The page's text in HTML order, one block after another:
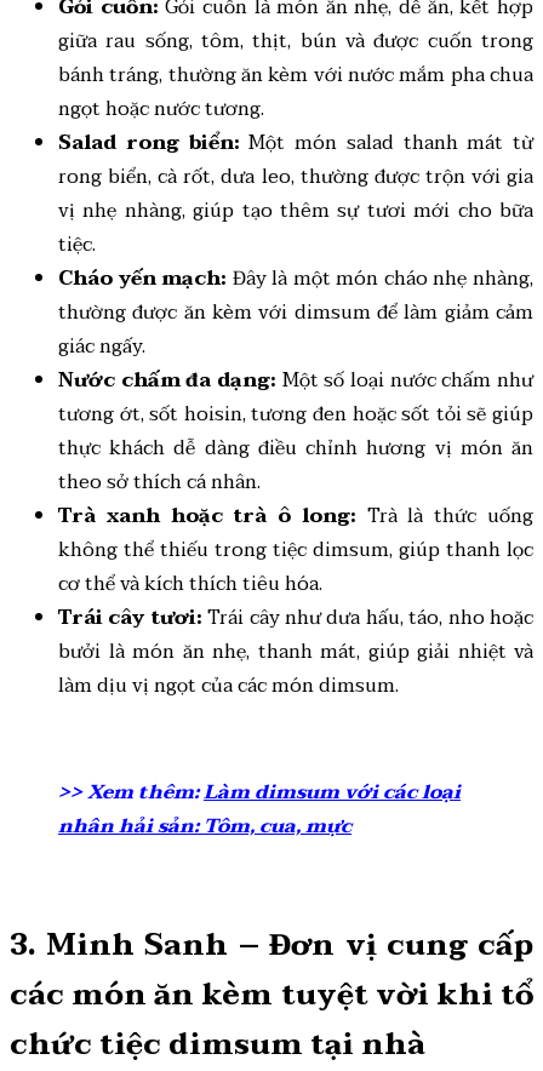
Gỏi cuốn: Gỏi cuốn là món ăn nhẹ, dễ ăn, kết hợp
giữa rau sống, tôm, thịt, bún và được cuốn trong
bánh tráng, thường ăn kèm với nước mắm pha chua
ngọt hoặc nước tương.
Salad rong biển: Một món salad thanh mát từ
rong biển, cà rốt, dưa leo, thường được trộn với gia
vị nhẹ nhàng, giúp tạo thêm sự tươi mới cho bữa
tiệc.
Cháo yến mạch: Đây là một món cháo nhẹ nhàng,
thường được ăn kèm với dimsum để làm giảm cảm
giác ngấy.
Nước chấm đa dạng: Một số loại nước chấm như
tương ớt, sốt hoisin, tương đen hoặc sốt tỏi sẽ giúp
thực khách dễ dàng điều chỉnh hương vị món ăn
theo sở thích cá nhân.
Trà xanh hoặc trà ô long: Trà là thức uống
không thể thiếu trong tiệc dimsum, giúp thanh lọc
cơ thể và kích thích tiêu hóa.
Trái cây tươi:Trái cây như dưa hấu, táo, nho hoặc
bưởi là món ăn nhẹ, thanh mát, giúp giải nhiệt và
làm dịu vị ngọt của các món dimsum.
>> Xem thêm:Làm dimsum với các loại
nhân hải sản: Tôm, cua, mực
3. Minh Sanh – Đơn vị cung cấp
các món ăn kèm tuyệt vời khi tổ
chức tiệc dimsum tại nhà